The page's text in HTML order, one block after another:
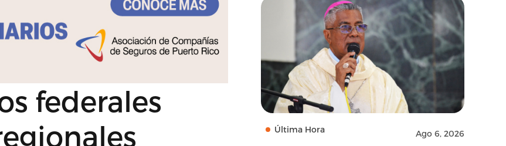
federales
Última Hora Ago 6, 2026